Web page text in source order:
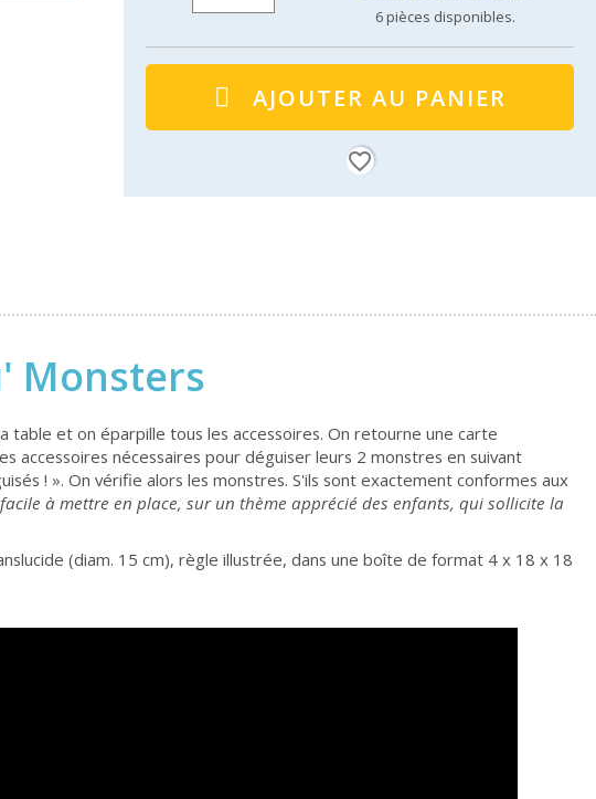
6pièces disponibles.
AJOUTER AU PANIER
favorite_border
Monsters
table et on éparpille tous les accessoires. On retourne une carte
accessoires nécessaires pour déguiser leurs 2 monstres en suivant
! ». On vérifie alors les monstres. S'ils sont exactement conformes aux
à mettre en place, sur un thème apprécié des enfants, qui sollicite la
(diam. 15 cm), règle illustrée, dans une boîte de format 4 x 18 x 18